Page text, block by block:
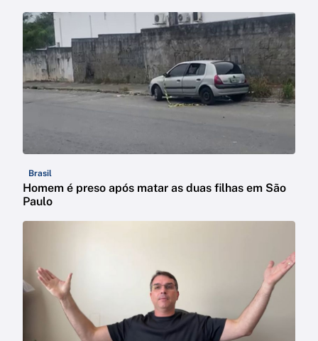
Brasil
Homem é preso após matar as duas filhas em São
Paulo